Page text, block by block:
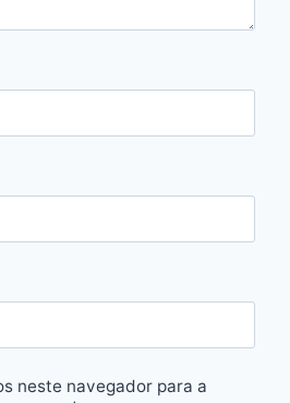
neste navegador para a